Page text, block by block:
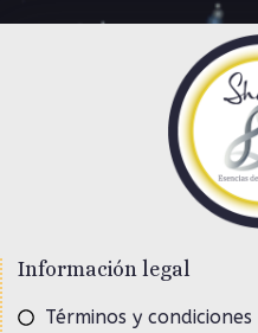
Información legal
Términos y condiciones